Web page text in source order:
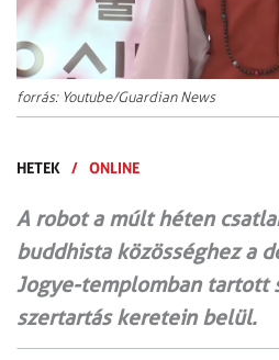
forrás: Youtube/Guardian News
HETEK / ONLINE
A robot a múlt héten
buddhista közösséghez a
Jogye-templomban tartott
szertartás keretein belül.